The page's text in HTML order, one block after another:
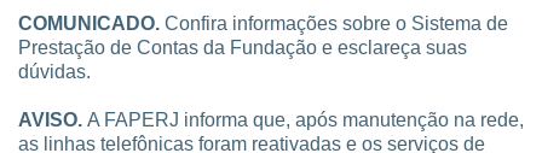
cronograma atualizado estabelecido para os Grupos I, II, III
e IV.
COMUNICADO.
Prestação de Contas da Fundação e esclareça suas
dúvidas.